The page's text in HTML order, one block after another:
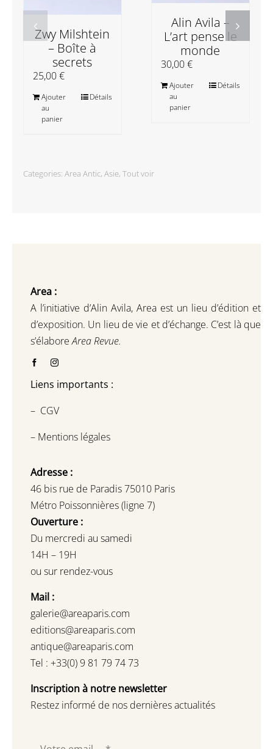
Zwy Milshtein
– Boîte à
secrets
25,00€
Ajouter
au
panier
Détails
Alin Avila –
L’art pense le
monde
30,00€
Ajouter
au
panier
Détails
Categories: Area Antic, Asie, Tout voir
Area :
A l’initiative d’Alin Avila, Area est un lieu d’édition et
d’exposition. Un lieu de vie et d’échange. C’est là que
s’élaboreArea Revue.
Liens importants :
– CGV
– Mentions légales
Adresse :
46 bis rue de Paradis 75010 Paris
Métro Poissonnières (ligne 7)
Ouverture :
Du mercredi au samedi
14H – 19H
ou sur rendez-vous
Mail :
galerie@areaparis.com
editions@areaparis.com
antique@areaparis.com
Tel : +33(0) 9 81 79 74 73
Inscription à notre newsletter
Restez informé de nos dernières actualités